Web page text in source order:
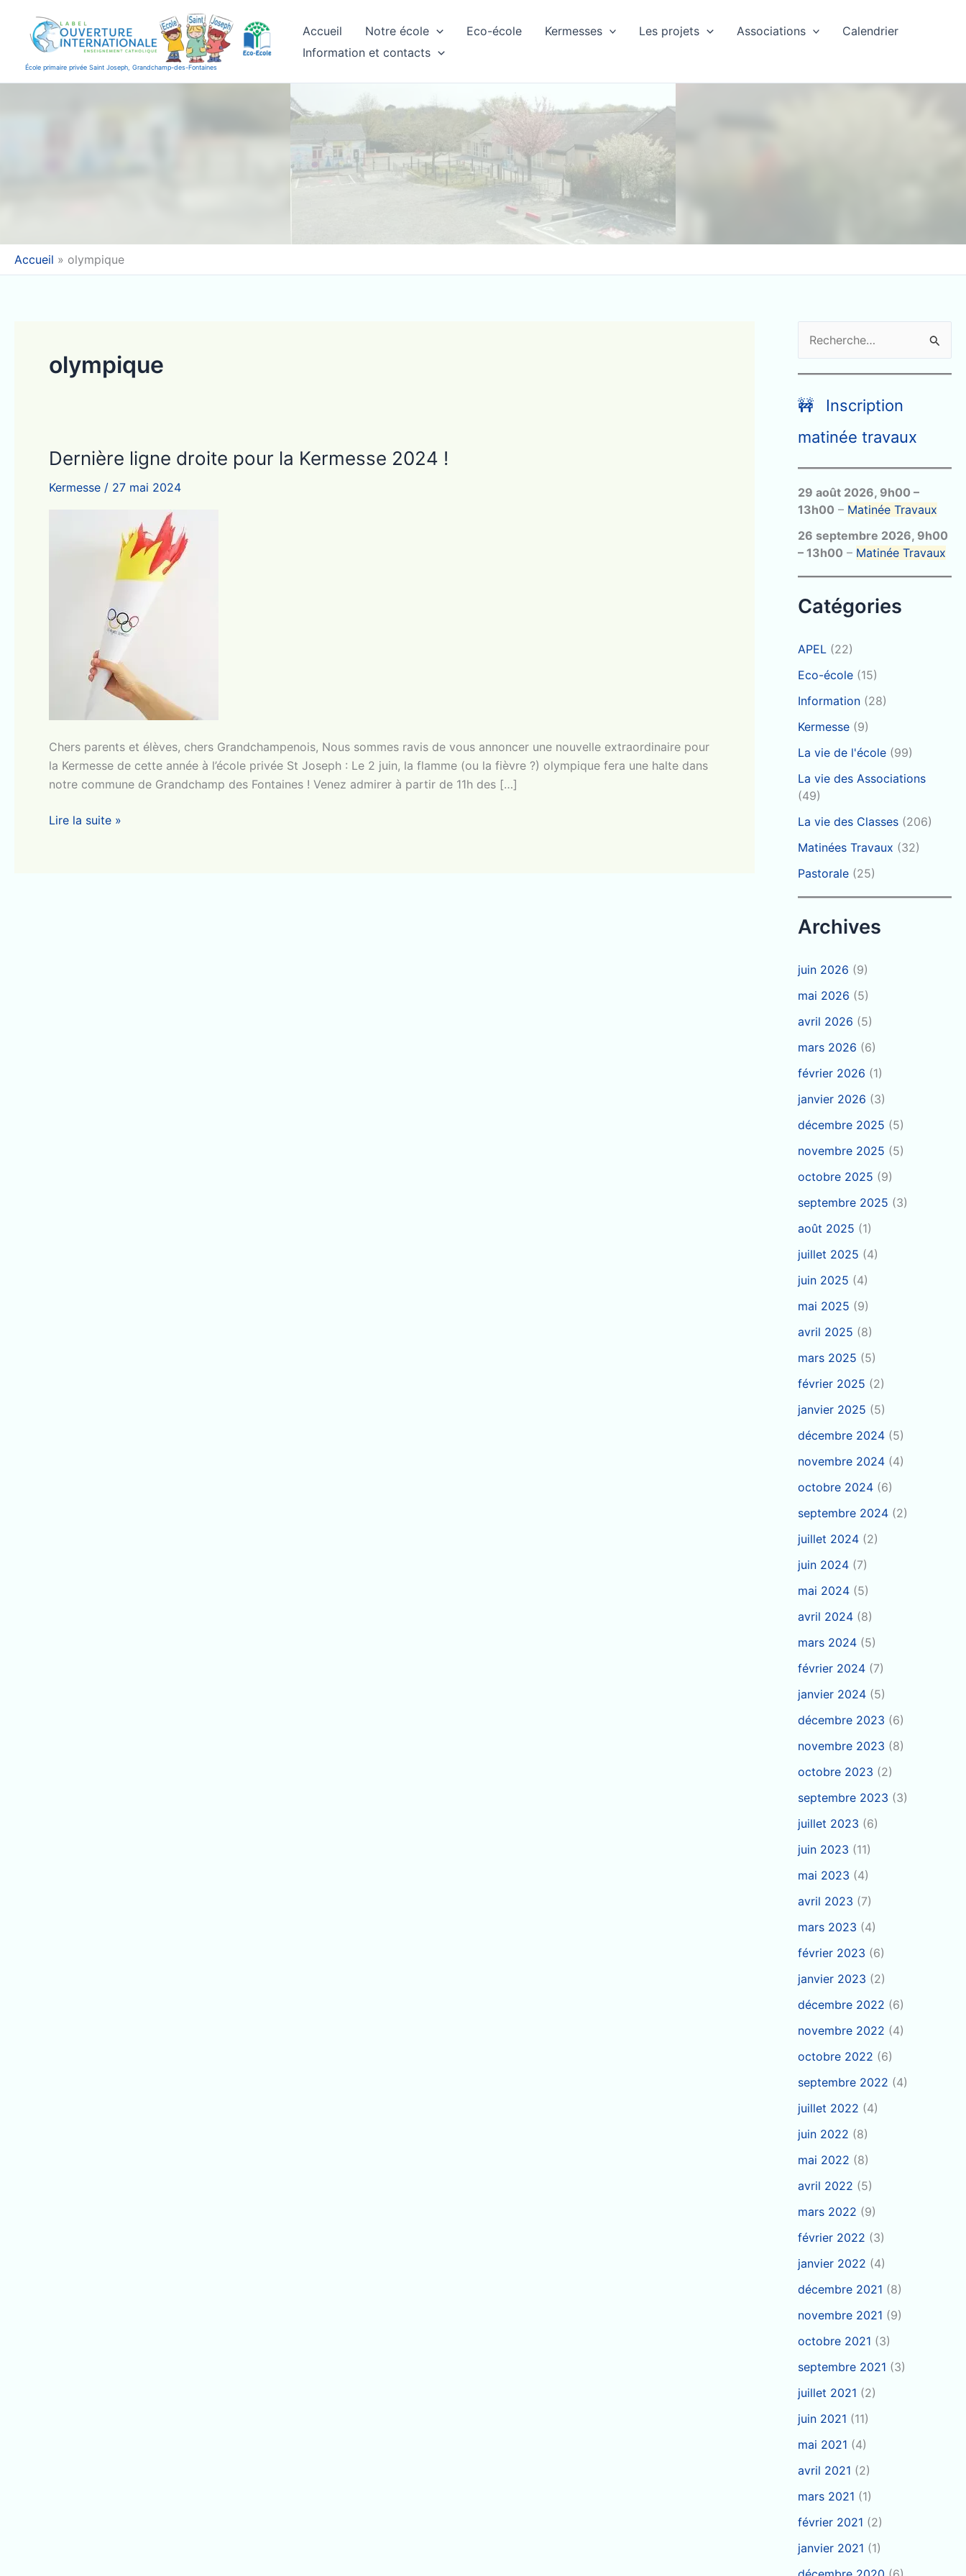
contenu
École primaire privée Saint Joseph, Grandchamp-des-Fontaines
Accueil Notre école Eco-école Kermesses Les projets Associations
Calendrier
Information et contacts
Accueil olympique
olympique
Dernière ligne droite pour la Kermesse 2024 !
Kermesse / 27 mai 2024
Chers parents et élèves, chers Grandchampenois, Nous sommes ravis de vous annoncer une nouvelle extraordinaire pour
la Kermesse de cette année à l’école privée St Joseph : Le 2 juin, la flamme (ou la fièvre ?) olympique fera une halte dans
notre commune de Grandchamp des Fontaines ! Venez admirer à partir de 11h des […]
Dernière
Lire la suite »
e
c
h
r
c
h
e
r
🚧 Inscription
matinée travaux
29 août 2026, 9h00 –
13h00 – Matinée Travaux
26 septembre 2026, 9h00
– 13h00 – Matinée Travaux
Catégories
APEL (22)
Eco-école (15)
Information (28)
Kermesse (9)
La vie de l'école (99)
La vie des Associations
(49)
La vie des Classes (206)
Matinées Travaux (32)
Pastorale (25)
Archives
juin 2026 (9)
mai 2026 (5)
avril 2026 (5)
mars 2026 (6)
février 2026 (1)
janvier 2026 (3)
décembre 2025 (5)
novembre 2025 (5)
octobre 2025 (9)
septembre 2025 (3)
août 2025 (1)
juillet 2025 (4)
juin 2025 (4)
mai 2025 (9)
avril 2025 (8)
mars 2025 (5)
février 2025 (2)
janvier 2025 (5)
décembre 2024 (5)
novembre 2024 (4)
octobre 2024 (6)
septembre 2024 (2)
juillet 2024 (2)
juin 2024 (7)
mai 2024 (5)
avril 2024 (8)
mars 2024 (5)
février 2024 (7)
janvier 2024 (5)
décembre 2023 (6)
novembre 2023 (8)
octobre 2023 (2)
septembre 2023 (3)
juillet 2023 (6)
juin 2023 (11)
mai 2023 (4)
avril 2023 (7)
mars 2023 (4)
février 2023 (6)
janvier 2023 (2)
décembre 2022 (6)
novembre 2022 (4)
octobre 2022 (6)
septembre 2022 (4)
juillet 2022 (4)
juin 2022 (8)
mai 2022 (8)
avril 2022 (5)
mars 2022 (9)
février 2022 (3)
janvier 2022 (4)
décembre 2021 (8)
novembre 2021 (9)
octobre 2021 (3)
septembre 2021 (3)
juillet 2021 (2)
juin 2021 (11)
mai 2021 (4)
avril 2021 (2)
mars 2021 (1)
février 2021 (2)
janvier 2021 (1)